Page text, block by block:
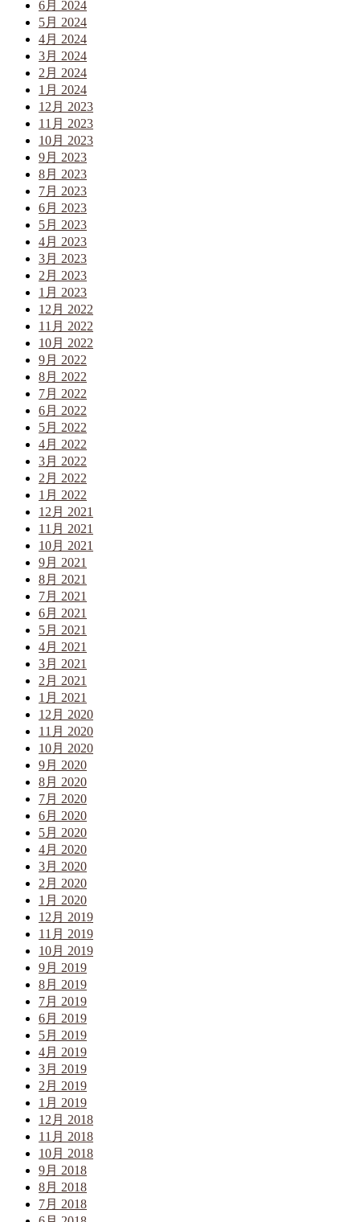
6月 2024
5月 2024
4月 2024
3月 2024
2月 2024
1月 2024
12月 2023
11月 2023
10月 2023
9月 2023
8月 2023
7月 2023
6月 2023
5月 2023
4月 2023
3月 2023
2月 2023
1月 2023
12月 2022
11月 2022
10月 2022
9月 2022
8月 2022
7月 2022
6月 2022
5月 2022
4月 2022
3月 2022
2月 2022
1月 2022
12月 2021
11月 2021
10月 2021
9月 2021
8月 2021
7月 2021
6月 2021
5月 2021
4月 2021
3月 2021
2月 2021
1月 2021
12月 2020
11月 2020
10月 2020
9月 2020
8月 2020
7月 2020
6月 2020
5月 2020
4月 2020
3月 2020
2月 2020
1月 2020
12月 2019
11月 2019
10月 2019
9月 2019
8月 2019
7月 2019
6月 2019
5月 2019
4月 2019
3月 2019
2月 2019
1月 2019
12月 2018
11月 2018
10月 2018
9月 2018
8月 2018
7月 2018